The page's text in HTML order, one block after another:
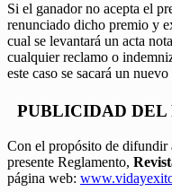
Si el ganador no acepta el
renunciado dicho premio y
cual se levantará un acta
cualquier reclamo o
este caso se sacará un
PUBLICIDAD
Con el propósito de difundir
presente Reglamento,
página web: